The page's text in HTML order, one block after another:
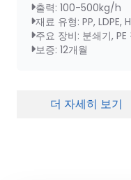
출력: 100-500kg/h
재료 유형: PP, LDPE,
주요 장비: 분쇄기,
보증: 12개월
더 자세히 보기